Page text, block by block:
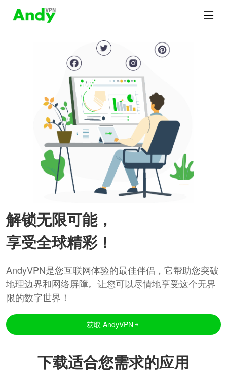
解锁无限可能，
享受全球精彩！
AndyVPN是您互联网体验的最佳伴侣，它帮助您突破
地理边界和网络屏障。让您可以尽情地享受这个无界
限的数字世界！
获取 AndyVPN
下载适合您需求的应用